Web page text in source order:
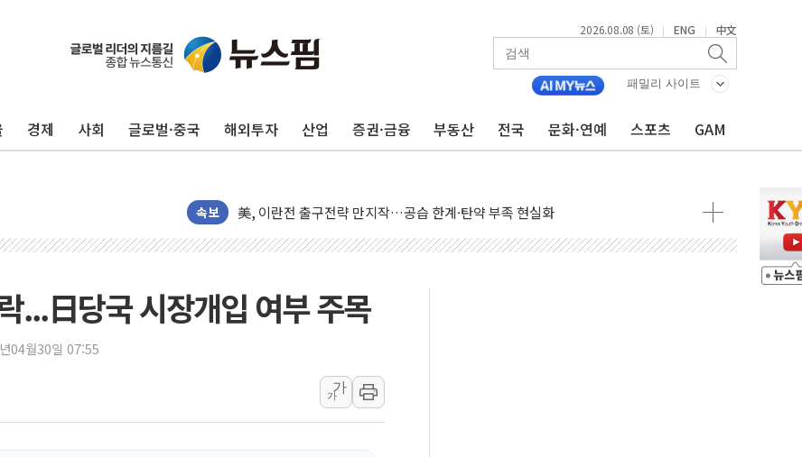
2026.08.08 (토) | ENG | 中文
패밀리 사이트
경제 사회 글로벌·중국 해외투자 산업 증권·금융 부동산 전국 문화·연예 스포츠 GAM
속보
김민석, 2주차 제주·인천 경선서 정청래에 승리...47.75% vs 42.08%
[속보] 민주, 제주·인천 경선 결과 발표...김민석 47.75% 정청래 42.08%
[속보] 민주, 인천 경선 결과 발표...김민석 45.09% 정청래 43.27% 송영길 11.63%
[속보] 민주, 제주 경선 결과 발표...김민석 52.64% 정청래 39.89% 송영길 7.47%
美, 이란전 출구전략 만지작…공습 한계·탄약 부족 현실화
폐기물 수거하다 참변…60대 환경미화원 수거차에 치여 사망
李대통령 "결혼 때문에 손해 보는 일 없게"…'결혼 페널티' 22개 과제 손본다
인천 선재도 갯벌서 해루질 중 실종 60대 나흘만에 숨진 채 발견
인천서 말다툼 중 어머니 흉기 살해 10대 아들 체포
'화합' 꺼낸 김민석에 '뻔뻔' 받아친 정청래…제주 연설서 신경전 고조
...日당국 시장개입 여부 주목
04월30일 07:55
가
가